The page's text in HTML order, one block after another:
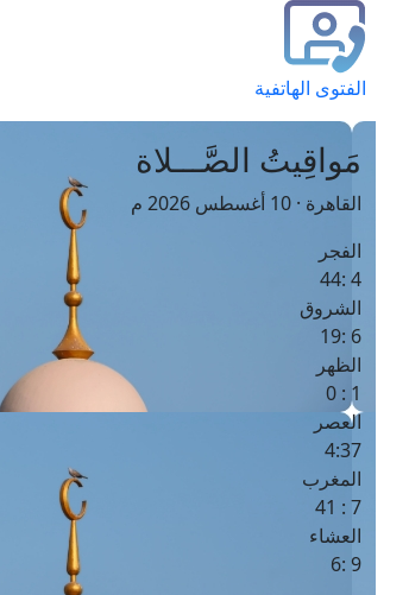
الفتوى الهاتفية
مَواقِيتُ الصَّـــلاة
القاهرة · 10 أغسطس 2026 م
الفجر
4 :44
الشروق
6 :19
الظهر
1 : 0
العصر
4:37
المغرب
7 : 41
العشاء
9 :6